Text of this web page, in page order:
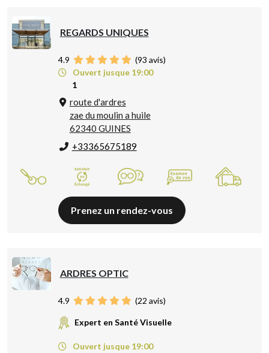
REGARDS UNIQUES
4.9 (93 avis)
Ouvert jusque 19:00
1
route d'ardres
zae du moulin a huile
62340 GUINES
+33365675189
Prenez un rendez-vous
ARDRES OPTIC
4.9 (22 avis)
Expert en Santé Visuelle
Ouvert jusque 19:00